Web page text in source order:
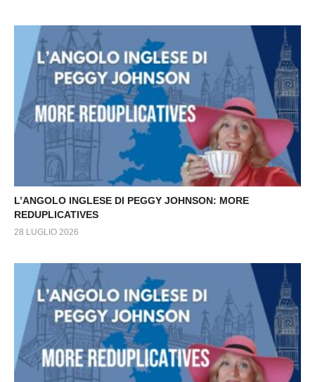
L’ANGOLO INGLESE DI PEGGY JOHNSON: MORE
REDUPLICATIVES
28 LUGLIO 2026